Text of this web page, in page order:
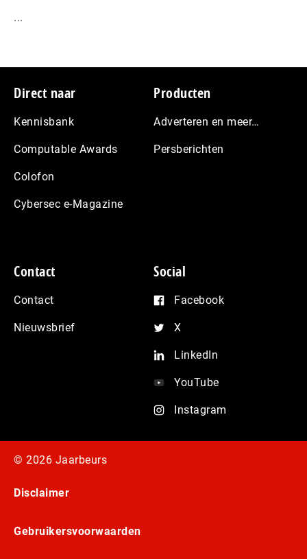
...
Footer
Direct naar
Kennisbank
Computable Awards
Colofon
Cybersec e-Magazine
Producten
Adverteren en meer…
Persberichten
Contact
Contact
Nieuwsbrief
Social
Facebook
X
LinkedIn
YouTube
Instagram
© 2026 Jaarbeurs
Disclaimer
Gebruikersvoorwaarden